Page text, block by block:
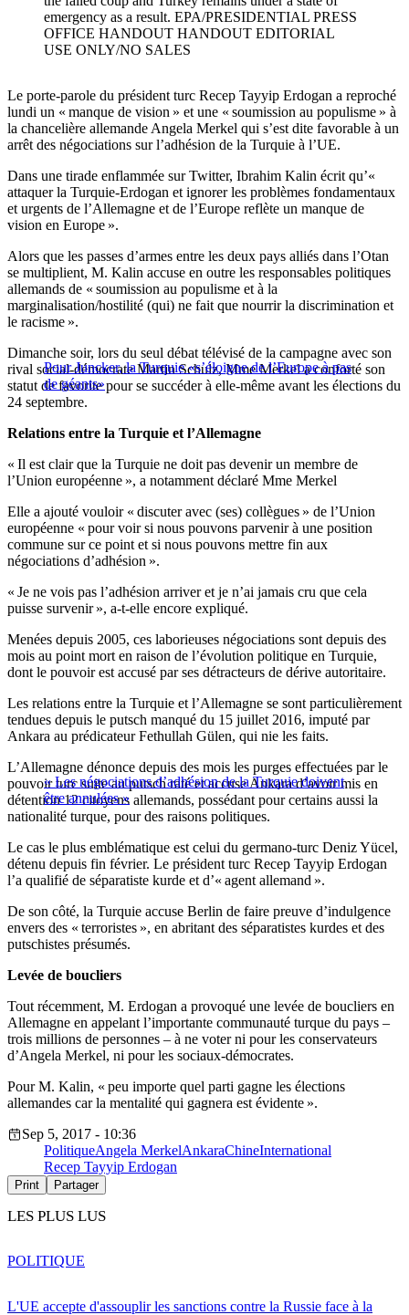
emergency as a result. EPA/PRESIDENTIAL PRESS
OFFICE HANDOUT HANDOUT EDITORIAL
USE ONLY/NO SALES
Le porte-parole du président turc Recep Tayyip Erdogan a reproché
lundi un « manque de vision » et une « soumission au populisme » à
la chancelière allemande Angela Merkel qui s’est dite favorable à un
arrêt des négociations sur l’adhésion de la Turquie à l’UE.
Dans une tirade enflammée sur Twitter, Ibrahim Kalin écrit qu’«
attaquer la Turquie-Erdogan et ignorer les problèmes fondamentaux
et urgents de l’Allemagne et de l’Europe reflète un manque de
vision en Europe ».
Alors que les passes d’armes entre les deux pays alliés dans l’Otan
se multiplient, M. Kalin accuse en outre les responsables politiques
allemands de « soumission au populisme et à la
marginalisation/hostilité (qui) ne fait que nourrir la discrimination et
le racisme ».
Pour Juncker, la Turquie «s’éloigne de l’Europe à pas
de géants»
Dimanche soir, lors du seul débat télévisé de la campagne avec son
rival social-démocrate Martin Schulz, Mme Merkel a conforté son
statut de favorite pour se succéder à elle-même avant les élections du
24 septembre.
Relations entre la Turquie et l’Allemagne
« Il est clair que la Turquie ne doit pas devenir un membre de
l’Union européenne », a notamment déclaré Mme Merkel
Elle a ajouté vouloir « discuter avec (ses) collègues » de l’Union
européenne « pour voir si nous pouvons parvenir à une position
commune sur ce point et si nous pouvons mettre fin aux
négociations d’adhésion ».
« Je ne vois pas l’adhésion arriver et je n’ai jamais cru que cela
puisse survenir », a-t-elle encore expliqué.
Menées depuis 2005, ces laborieuses négociations sont depuis des
mois au point mort en raison de l’évolution politique en Turquie,
dont le pouvoir est accusé par ses détracteurs de dérive autoritaire.
Les relations entre la Turquie et l’Allemagne se sont particulièrement
tendues depuis le putsch manqué du 15 juillet 2016, imputé par
Ankara au prédicateur Fethullah Gülen, qui nie les faits.
« Les négociations d’adhésion de la Turquie doivent
être annulées »
L’Allemagne dénonce depuis des mois les purges effectuées par le
pouvoir turc suite au putsch raté et accuse Ankara d’avoir mis en
détention 12 citoyens allemands, possédant pour certains aussi la
nationalité turque, pour des raisons politiques.
Le cas le plus emblématique est celui du germano-turc Deniz Yücel,
détenu depuis fin février. Le président turc Recep Tayyip Erdogan
l’a qualifié de séparatiste kurde et d’« agent allemand ».
De son côté, la Turquie accuse Berlin de faire preuve d’indulgence
envers des « terroristes », en abritant des séparatistes kurdes et des
putschistes présumés.
Levée de boucliers
Tout récemment, M. Erdogan a provoqué une levée de boucliers en
Allemagne en appelant l’importante communauté turque du pays –
trois millions de personnes – à ne voter ni pour les conservateurs
d’Angela Merkel, ni pour les sociaux-démocrates.
Pour M. Kalin, « peu importe quel parti gagne les élections
allemandes car la mentalité qui gagnera est évidente ».
Sep 5, 2017 - 10:36
PolitiqueAngela MerkelAnkaraChineInternational
Recep Tayyip Erdogan
Print Partager
LES PLUS LUS
L'UE accepte d'assouplir les sanctions contre la Russie face à la
POLITIQUE